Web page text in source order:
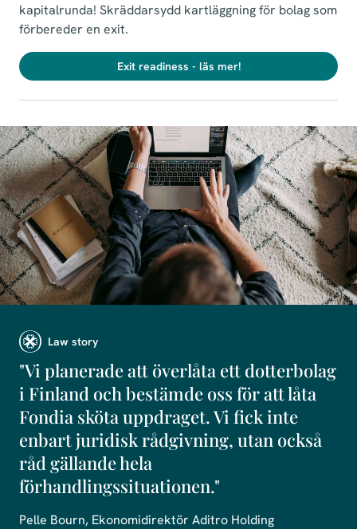
kapitalrunda! Skräddarsydd kartläggning för bolag som
förbereder en exit.
Exit readiness - läs mer!
Law story
"Vi planerade att överlåta ett dotterbolag
i Finland och bestämde oss för att låta
Fondia sköta uppdraget. Vi fick inte
enbart juridisk rådgivning, utan också
råd gällande hela
förhandlingssituationen."
Pelle Bourn, Ekonomidirektör Aditro Holding